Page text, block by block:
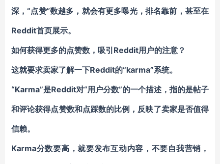
深，“点赞”数越多，就会有更多曝光，排名靠前，甚至在
Reddit首页展示。
如何获得更多的点赞数，吸引Reddit用户的注意？
这就要求卖家了解一下Reddit的“karma”系统。
“Karma”是Reddit对“用户分数”的一个描述，指的是帖子
和评论获得点赞数和点踩数的比例，反映了卖家是否值得
信赖。
Karma分数要高，就要发布互动内容，不要自我营销，